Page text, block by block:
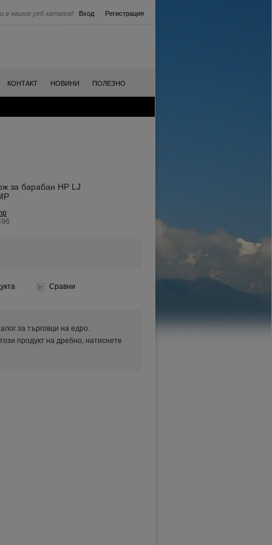
Вход Регистрация
в нашия уеб каталог!
КОНТАКТ НОВИНИ ПОЛЕЗНО
за барабан HP LJ
Сравни
за търговци на едро.
продукт на дребно, натиснете